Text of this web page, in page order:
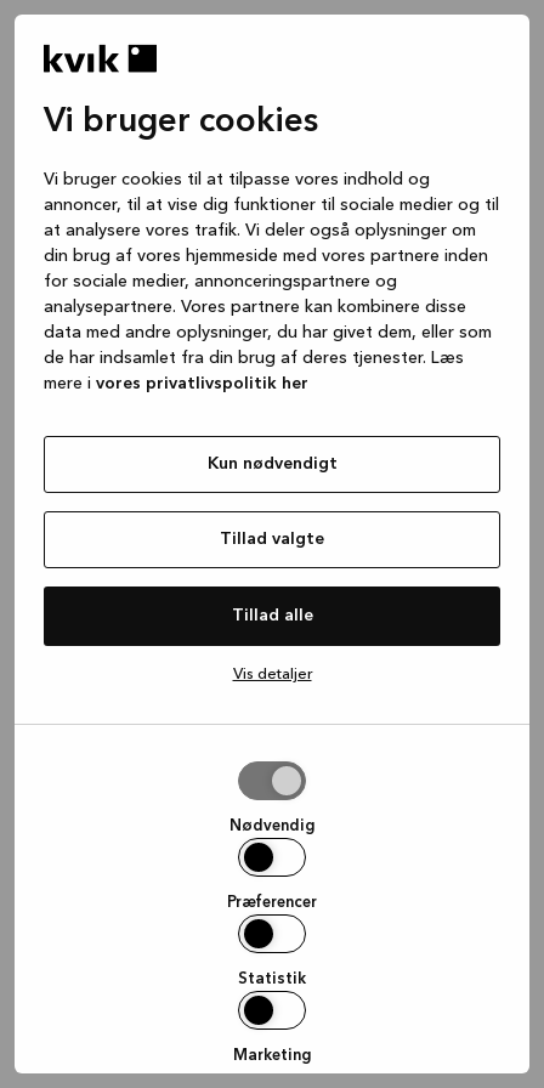
Vi bruger cookies
Vi bruger cookies til at tilpasse vores indhold og
annoncer, til at vise dig funktioner til sociale medier og til
at analysere vores trafik. Vi deler også oplysninger om
din brug af vores hjemmeside med vores partnere inden
for sociale medier, annonceringspartnere og
analysepartnere. Vores partnere kan kombinere disse
data med andre oplysninger, du har givet dem, eller som
de har indsamlet fra din brug af deres tjenester. Læs
mere i vores privatlivspolitik her
Kun nødvendigt
Tillad valgte
Tillad alle
Vis detaljer
Nødvendig
Præferencer
Statistik
Marketing
(see the browser console for more
information).